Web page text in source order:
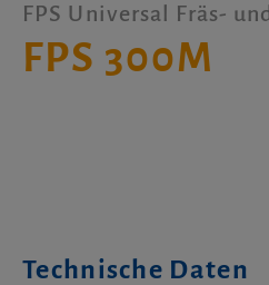
FPS Universal Fräs-
FPS 300M
Technische Daten